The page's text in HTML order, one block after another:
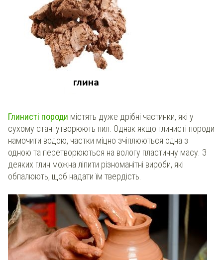
Глинисті породи містять дуже дрібні частинки, які у
сухому стані утворюють пил. Однак якщо глинисті породи
намочити водою, частки міцно зчіплюються одна з
одною та перетворюються на вологу пластичну масу. З
деяких глин можна ліпити різноманітні вироби, які
обпалюють, щоб надати їм твердість.